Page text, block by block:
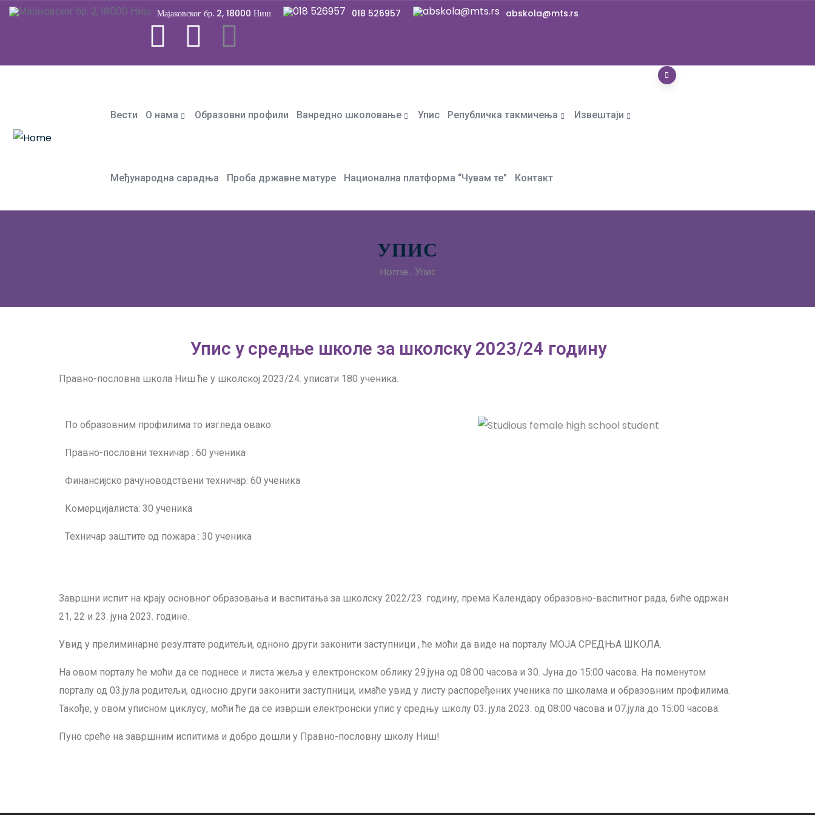
Мајаковског бр. 2, 18000 Ниш 018 526957 abskola@mts.rs
Вести О нама Образовни профили Ванредно школовање Упис Републичка такмичења Извештаји
Међународна сарадња Проба државне матуре Национална платформа “Чувам те” Контакт
УПИС
Home . Упис
Упис у средње школе за школску 2023/24 годину
Правно-пословна школа Ниш ће у школској 2023/24. уписати 180 ученика.
По образовним профилима то изгледа овако:
Правно-пословни техничар : 60 ученика
Финансијскo рачуноводствени техничар: 60 ученика
Комерцијалиста: 30 ученика
Техничар заштите од пожара : 30 ученика
Завршни испит на крају основног образовања и васпитања за школску 2022/23. годину, према Календару образовно-васпитног рада, биће одржан
21, 22 и 23. јуна 2023. године.
Увид у прелиминарне резултате родитељи, одноно други законити заступници , ће моћи да виде на порталу МОЈА СРЕДЊА ШКОЛА.
На овом порталу ће моћи да се поднесе и листа жеља у електронском облику 29.јуна од 08:00 часова и 30. Јуна до 15:00 часова. На поменутом
порталу од 03.јула родитељи, односно други законити заступници, имаће увид у листу распоређених ученика по школама и образовним профилима.
Такође, у овом уписном циклусу, моћи ће да се изврши електронски упис у средњу школу 03. јула 2023. од 08:00 часова и 07.јула до 15:00 часова.
Пуно среће на завршним испитима и добро дошли у Правно-пословну школу Ниш!